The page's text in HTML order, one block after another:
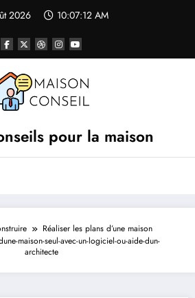
2026 10:07:12 AM
pour la maison
Réaliser les plans d’une maison
maison-seul-avec-un-logiciel-ou-aide-dun-
architecte